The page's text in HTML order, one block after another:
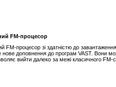
FM-процесор
FM-процесор зі здатністю до
нове доповнення до програм VAST. Вони
вийти далеко за межі класичного FM-